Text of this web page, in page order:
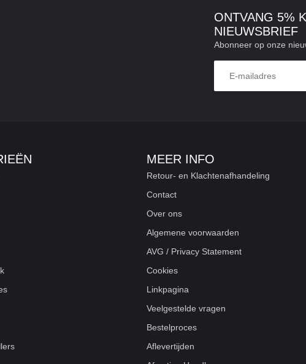
ONTVANG 5%
NIEUWSBRIEF
Abonneer op onze
MEER INFO
Retour- en Klachtenafhandeling
Contact
Over ons
Algemene voorwaarden
AVG / Privacy Statement
Cookies
Linkpagina
Veelgestelde vragen
Bestelproces
Aflevertijden